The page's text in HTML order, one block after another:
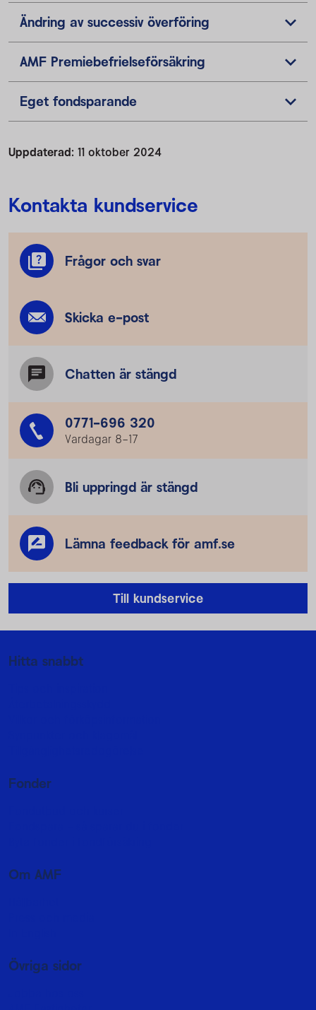
Ändring av successiv överföring
AMF Premiebefrielseförsäkring
Eget fondsparande
Uppdaterad: 11 oktober 2024
Kontakta kundservice
Frågor och svar
Skicka e-post
Chatten är stängd
0771-696 320
Vardagar 8–17
Bli uppringd är stängd
Lämna feedback för amf.se
Till kundservice
Mer information
Hitta snabbt
Fonder
Om AMF
Övriga sidor